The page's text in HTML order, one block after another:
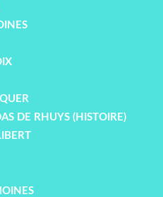
DE RHUYS (HISTOIRE)